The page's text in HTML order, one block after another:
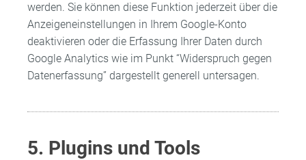
werden. Sie können diese Funktion jederzeit über die
Anzeigeneinstellungen in Ihrem Google-Konto
deaktivieren oder die Erfassung Ihrer Daten durch
Google Analytics wie im Punkt “Widerspruch gegen
Datenerfassung” dargestellt generell untersagen.
5. Plugins und Tools